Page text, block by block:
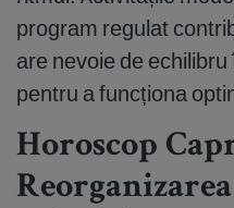
program regulat
are nevoie de
pentru a funcționa
Horoscop